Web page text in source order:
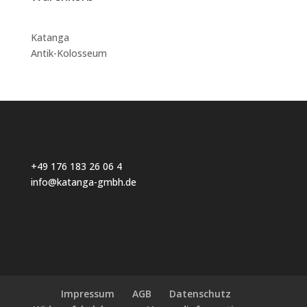
Katanga
Antik-Kolosseum
+49 176 183 26 06 4
info@katanga-gmbh.de
Impressum AGB
Datenschutz